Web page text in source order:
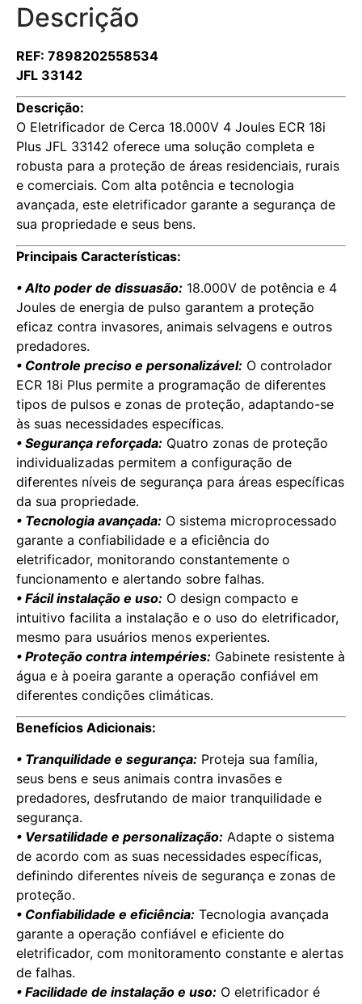
Descrição
REF: 7898202558534
JFL 33142
Descrição:
O Eletrificador de Cerca 18.000V 4 Joules ECR 18i
Plus JFL 33142 oferece uma solução completa e
robusta para a proteção de áreas residenciais, rurais
e comerciais. Com alta potência e tecnologia
avançada, este eletrificador garante a segurança de
sua propriedade e seus bens.
Principais Características:
• Alto poder de dissuasão: 18.000V de potência e 4
Joules de energia de pulso garantem a proteção
eficaz contra invasores, animais selvagens e outros
predadores.
• Controle preciso e personalizável: O controlador
ECR 18i Plus permite a programação de diferentes
tipos de pulsos e zonas de proteção, adaptando-se
às suas necessidades específicas.
• Segurança reforçada: Quatro zonas de proteção
individualizadas permitem a configuração de
diferentes níveis de segurança para áreas específicas
da sua propriedade.
• Tecnologia avançada: O sistema microprocessado
garante a confiabilidade e a eficiência do
eletrificador, monitorando constantemente o
funcionamento e alertando sobre falhas.
• Fácil instalação e uso: O design compacto e
intuitivo facilita a instalação e o uso do eletrificador,
mesmo para usuários menos experientes.
• Proteção contra intempéries: Gabinete resistente à
água e à poeira garante a operação confiável em
diferentes condições climáticas.
Benefícios Adicionais:
• Tranquilidade e segurança: Proteja sua família,
seus bens e seus animais contra invasões e
predadores, desfrutando de maior tranquilidade e
segurança.
• Versatilidade e personalização: Adapte o sistema
de acordo com as suas necessidades específicas,
definindo diferentes níveis de segurança e zonas de
proteção.
• Confiabilidade e eficiência: Tecnologia avançada
garante a operação confiável e eficiente do
eletrificador, com monitoramento constante e alertas
de falhas.
• Facilidade de instalação e uso: O eletrificador é